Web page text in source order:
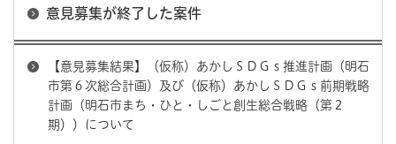
意見募集が終了した案件
【意見募集結果】（仮称）あかしＳＤＧｓ推進計画（明石
市第６次総合計画）及び（仮称）あかしＳＤＧｓ前期戦略
計画（明石市まち・ひと・しごと創生総合戦略（第２
期））について